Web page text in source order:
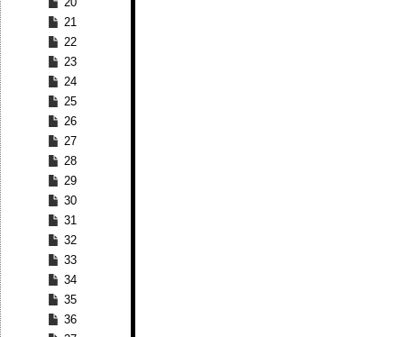
21
22
23
24
25
26
27
28
29
30
31
32
33
34
35
36